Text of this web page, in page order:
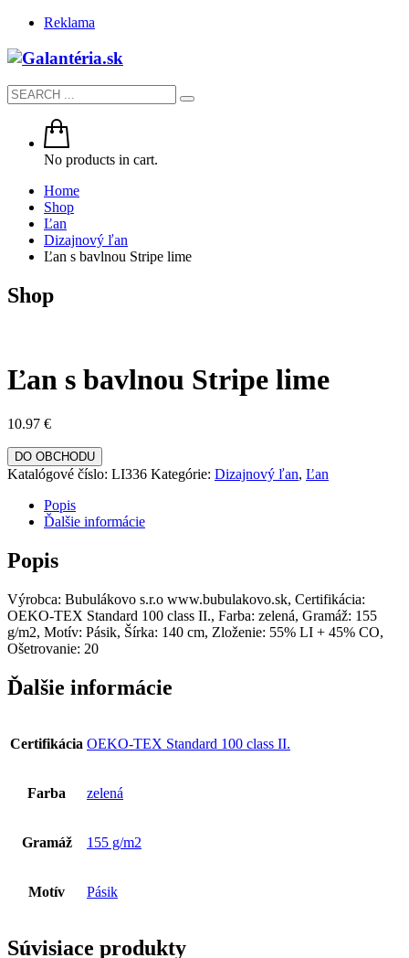
Reklama
No products in cart.
Home
Shop
Ľan
Dizajnový ľan
Ľan s bavlnou Stripe lime
Shop
Ľan s bavlnou Stripe lime
10.97 €
DO OBCHODU
Katalógové číslo: LI336 Kategórie: Dizajnový ľan, Ľan
Popis
Ďalšie informácie
Popis
Výrobca: Bubulákovo s.r.o www.bubulakovo.sk, Certifikácia:
OEKO-TEX Standard 100 class II., Farba: zelená, Gramáž: 155
g/m2, Motív: Pásik, Šírka: 140 cm, Zloženie: 55% LI + 45% CO,
Ošetrovanie: 20
Ďalšie informácie
Certifikácia OEKO-TEX Standard 100 class II.
Farba zelená
Gramáž 155 g/m2
Motív Pásik
Súvisiace produkty